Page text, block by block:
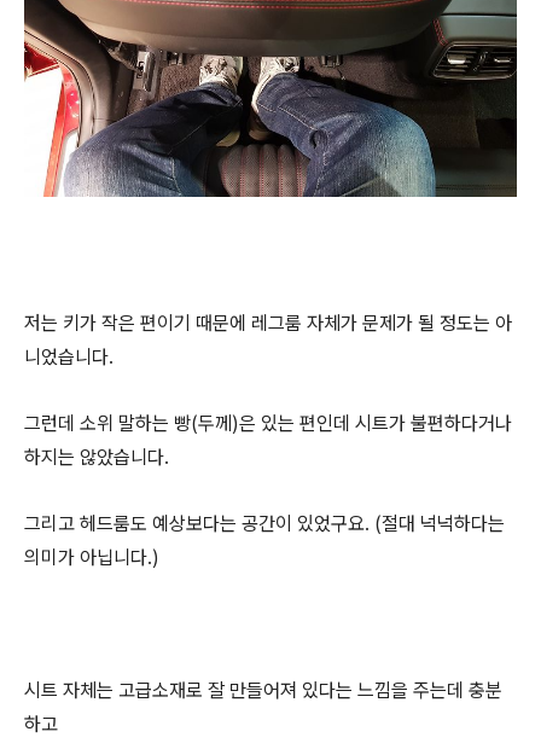
저는 키가 작은 편이기 때문에 레그룸 자체가 문제가 될 정도는 아
니었습니다.
그런데 소위 말하는 빵(두께)은 있는 편인데 시트가 불편하다거나
하지는 않았습니다.
그리고 헤드룸도 예상보다는 공간이 있었구요. (절대 넉넉하다는
의미가 아닙니다.)
시트 자체는 고급소재로 잘 만들어져 있다는 느낌을 주는데 충분
하고